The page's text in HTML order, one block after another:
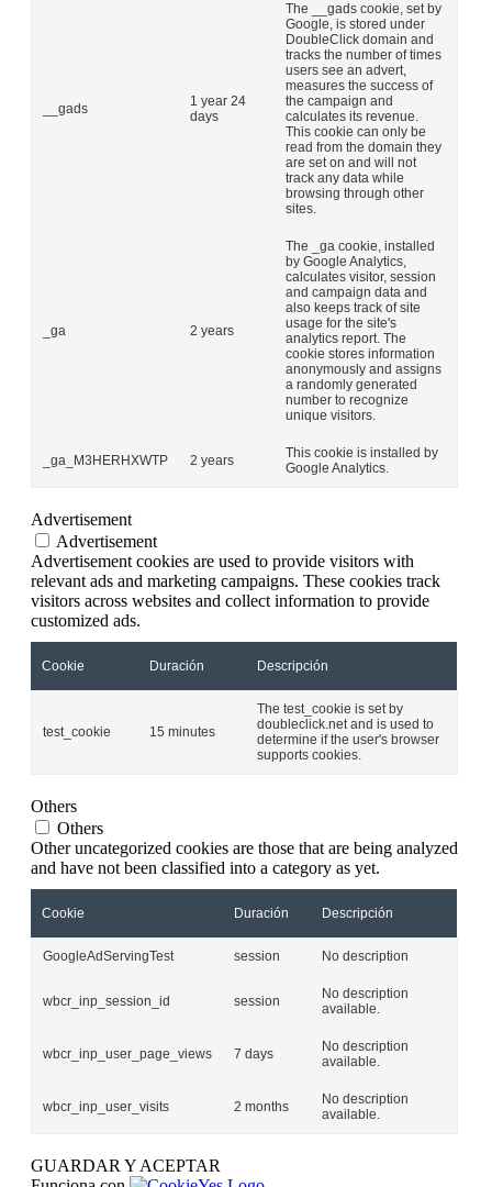
__gads
1 year 24
days
The __gads cookie, set by
Google, is stored under
DoubleClick domain and
tracks the number of times
users see an advert,
measures the success of
the campaign and
calculates its revenue.
This cookie can only be
read from the domain they
are set on and will not
track any data while
browsing through other
sites.
_ga 2 years
The _ga cookie, installed
by Google Analytics,
calculates visitor, session
and campaign data and
also keeps track of site
usage for the site's
analytics report. The
cookie stores information
anonymously and assigns
a randomly generated
number to recognize
unique visitors.
_ga_M3HERHXWTP 2 years
This cookie is installed by
Google Analytics.
Advertisement
Advertisement
Advertisement cookies are used to provide visitors with
relevant ads and marketing campaigns. These cookies track
visitors across websites and collect information to provide
customized ads.
Cookie Duración Descripción
test_cookie 15 minutes
The test_cookie is set by
doubleclick.net and is used to
determine if the user's browser
supports cookies.
Others
Others
Other uncategorized cookies are those that are being analyzed
and have not been classified into a category as yet.
Cookie Duración Descripción
GoogleAdServingTest session No description
wbcr_inp_session_id session
No description
available.
wbcr_inp_user_page_views 7 days
No description
available.
wbcr_inp_user_visits 2 months
No description
available.
GUARDAR Y ACEPTAR